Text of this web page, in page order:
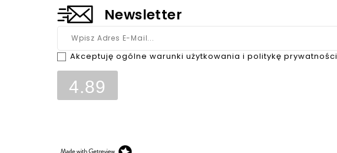
Newsletter
Akceptuję ogólne warunki użytkowania i politykę prywatności
4.89